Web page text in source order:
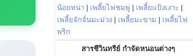
น้อยหน่า | เพลี้ยไฟชมพู่ | เพลี้ยแป้งเงาะ |
เพลี้ยจักจั่นมะม่วง | เพลี้ยมะขาม | เพลี้ยไฟ
พริก
สารชีวินทรีย์ กำจัดหนอนต่างๆ